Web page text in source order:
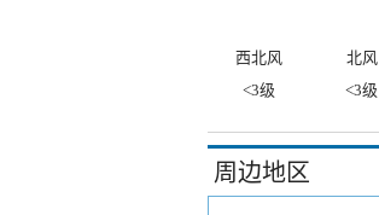
西北风 北风
<3级
<3级
周边地区